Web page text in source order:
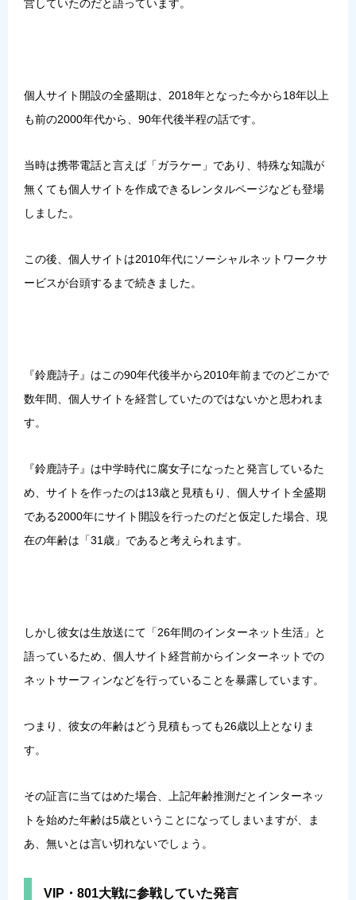
営していたのだと語っています。
個人サイト開設の全盛期は、2018年となった今から18年以上
も前の2000年代から、90年代後半程の話です。
当時は携帯電話と言えば「ガラケー」であり、特殊な知識が
無くても個人サイトを作成できるレンタルページなども登場
しました。
この後、個人サイトは2010年代にソーシャルネットワークサ
ービスが台頭するまで続きました。
『鈴鹿詩子』はこの90年代後半から2010年前までのどこかで
数年間、個人サイトを経営していたのではないかと思われま
す。
『鈴鹿詩子』は中学時代に腐女子になったと発言しているた
め、サイトを作ったのは13歳と見積もり、個人サイト全盛期
である2000年にサイト開設を行ったのだと仮定した場合、現
在の年齢は「31歳」であると考えられます。
しかし彼女は生放送にて「26年間のインターネット生活」と
語っているため、個人サイト経営前からインターネットでの
ネットサーフィンなどを行っていることを暴露しています。
つまり、彼女の年齢はどう見積もっても26歳以上となりま
す。
その証言に当てはめた場合、上記年齢推測だとインターネッ
トを始めた年齢は5歳ということになってしまいますが、ま
あ、無いとは言い切れないでしょう。
VIP・801大戦に参戦していた発言